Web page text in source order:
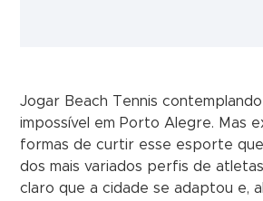
Jogar Beach Tennis
impossível em Porto Alegre. Mas
formas de curtir esse esporte
dos mais variados perfis de
claro que a cidade se adaptou e,